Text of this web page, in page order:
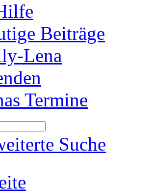
Beiträge
Lena
Termine
Suche